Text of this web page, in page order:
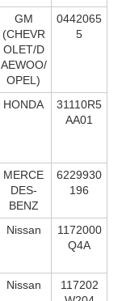
GM
(CHEVR
OLET/D
AEWOO/
OPEL)
0442065
5
HONDA
31110R5
AA01
MERCE
DES-
BENZ
6229930
196
Nissan
1172000
Q4A
Nissan
117202